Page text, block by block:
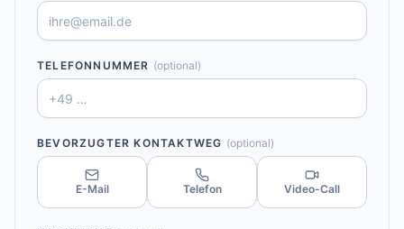
TELEFONNUMMER (optional)
BEVORZUGTER KONTAKTWEG (optional)
E-Mail Telefon Video-Call